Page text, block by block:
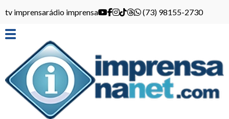
tv imprensarádio imprensa (73) 98155-2730